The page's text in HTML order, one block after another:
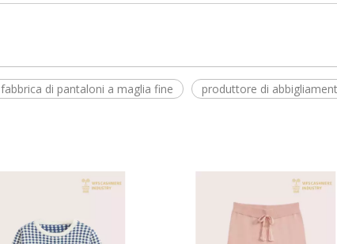
fabbrica di pantaloni a maglia fine produttore di